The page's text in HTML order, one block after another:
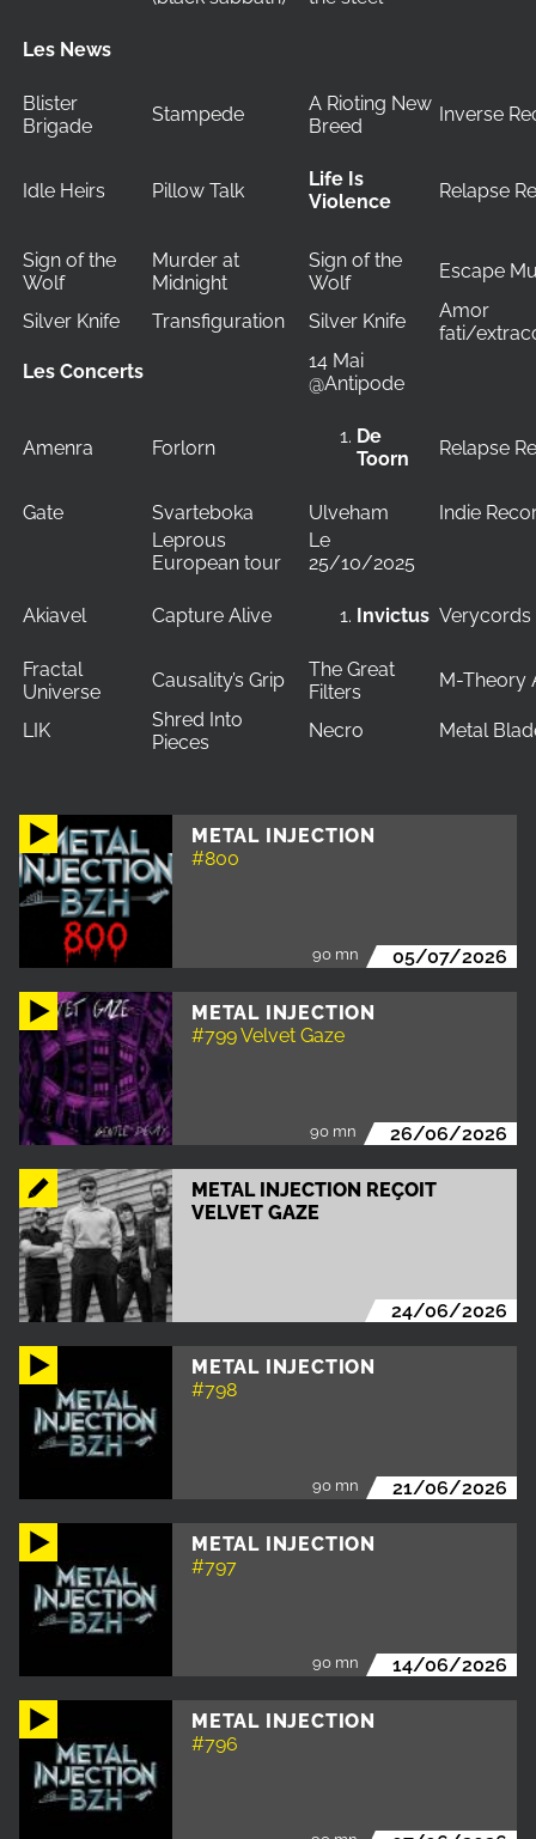
METAL INJECTION
#800
90 mn 05/07/2026
METAL INJECTION
#799 Velvet Gaze
90 mn 26/06/2026
METAL INJECTION REÇOIT
VELVET GAZE
24/06/2026
METAL INJECTION
#798
90 mn 21/06/2026
METAL INJECTION
#797
90 mn 14/06/2026
METAL INJECTION
#796
Les News
Blister
Brigade
Stampede
A Rioting New
Breed
Inverse
Idle Heirs Pillow Talk
Life Is
Violence
Relapse
Sign of the
Wolf
Murder at
Midnight
Sign of the
Wolf
Escape
Silver Knife Transfiguration Silver Knife
Amor
fati/
Les Concerts
14 Mai
@Antipode
Amenra Forlorn
De
Toorn
Relapse
Gate Svarteboka Ulveham
Indie
Leprous
European tour
Le
25/10/2025
Akiavel Capture Alive Invictus Verycords
Fractal
Universe
Causality’s Grip
The Great
Filters
M-Theory
LIK
Shred Into
Pieces
Necro Metal